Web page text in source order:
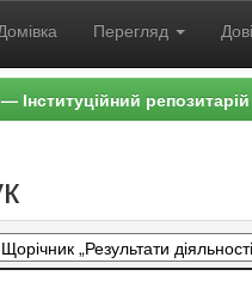
Перегляд
Інституційний